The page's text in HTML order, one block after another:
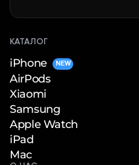
КАТАЛОГ
iPhone NEW
AirPods
Xiaomi
Samsung
Apple Watch
iPad
Mac